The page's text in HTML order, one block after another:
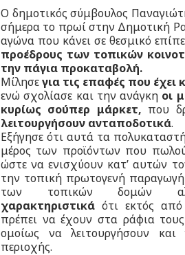
Ο δημοτικός σύμβουλος
σήμερα το πρωί στην Δημοτική
αγώνα που κάνει σε θεσμικό
προέδρους των τοπικών
την πάγια προκαταβολή.
Μίλησεγια τις επαφές που έχει
ενώ σχολίασε και την ανάγκη οι
κυρίως σούπερ μάρκετ, που
λειτουργήσουν ανταποδοτικά.
Εξήγησε ότι αυτά τα
μέρος των προϊόντων που
ώστε να ενισχύουν κατ’ αυτών
την τοπική πρωτογενή
των τοπικών δομών
χαρακτηριστικά ότι εκτός
πρέπει να έχουν στα ράφια
ομοίως να λειτουργήσουν
περιοχής.